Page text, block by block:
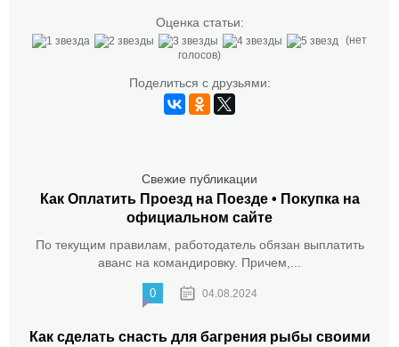
Оценка статьи:
(нет
голосов)
Поделиться с друзьями:
Свежие публикации
Как Оплатить Проезд на Поезде • Покупка на
официальном сайте
По текущим правилам, работодатель обязан выплатить
аванс на командировку. Причем,...
0 04.08.2024
Как сделать снасть для багрения рыбы своими